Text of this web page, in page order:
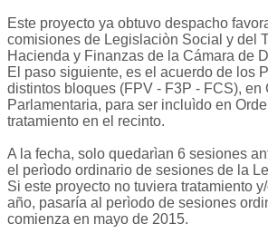
Este proyecto ya obtuvo despacho
comisiones de Legislaciòn Social y del
Hacienda y Finanzas de la Cámara de
El paso siguiente, es el acuerdo de los
distintos bloques (FPV - F3P - FCS), en
Parlamentaria, para ser incluìdo en
tratamiento en el recinto.
A la fecha, solo quedarìan 6 sesiones
el perìodo ordinario de sesiones de la
Si este proyecto no tuviera tratamiento
año, pasaría al perìodo de sesiones
comienza en mayo de 2015.